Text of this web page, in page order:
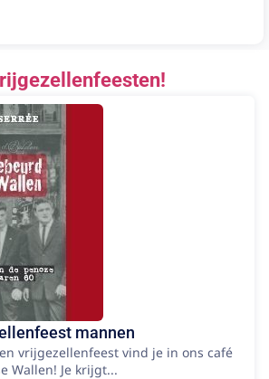
mannen
vrijgezellenfeest vind je in ons café
Wallen! Je krijgt...